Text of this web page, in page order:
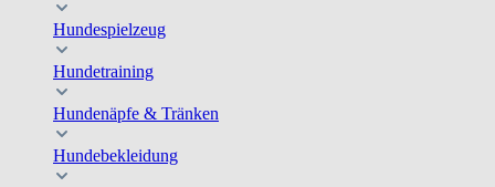
Hundespielzeug
Hundetraining
Hundenäpfe & Tränken
Hundebekleidung